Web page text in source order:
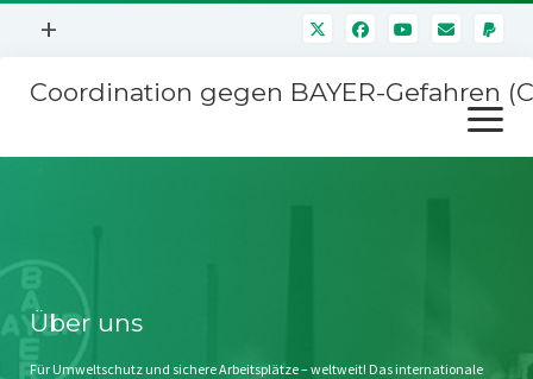
Menü
+
Mitmachen
Kontakt
Impressum
Störfälle
Coordination gegen BAYER-Gefahren
Menü
öffnen
Stichwort BAYER
Jahrestagung
Über uns
Für Umweltschutz und sichere Arbeitsplätze – weltweit! Das internationale